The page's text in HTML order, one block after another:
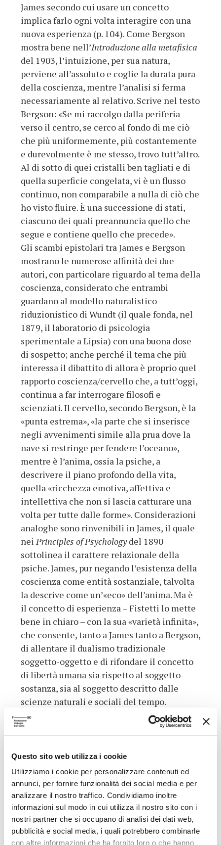
Questo sito web utilizza i cookie
Utilizziamo i cookie per personalizzare contenuti ed
annunci, per fornire funzionalità dei social media e per
analizzare il nostro traffico. Condividiamo inoltre
informazioni sul modo in cui utilizza il nostro sito con i
nostri partner che si occupano di analisi dei dati web,
pubblicità e social media, i quali potrebbero combinarle
con altre informazioni che ha fornito loro o che hanno
James secondo cui usare un concetto
implica farlo ogni volta interagire con una
nuova esperienza (p. 104). Come Bergson
mostra bene nell’Introduzione alla metafisica
del 1903, l’intuizione, per sua natura,
perviene all’assoluto e coglie la durata pura
della coscienza, mentre l’analisi si ferma
necessariamente al relativo. Scrive nel testo
Bergson: «Se mi raccolgo dalla periferia
verso il centro, se cerco al fondo di me ciò
che più uniformemente, più costantemente
e durevolmente è me stesso, trovo tutt’altro.
Al di sotto di quei cristalli ben tagliati e di
quella superficie congelata, vi è un flusso
continuo, non comparabile a nulla di ciò che
ho visto fluire. È una successione di stati,
ciascuno dei quali preannuncia quello che
segue e contiene quello che precede».
Gli scambi epistolari tra James e Bergson
mostrano le numerose affinità dei due
autori, con particolare riguardo al tema della
coscienza, considerato che entrambi
guardano al modello naturalistico-
riduzionistico di Wundt (il quale fonda, nel
1879, il laboratorio di psicologia
sperimentale a Lipsia) con una buona dose
di sospetto; anche perché il tema che più
interessa il dibattito di allora è proprio quel
rapporto coscienza/cervello che, a tutt’oggi,
continua a far interrogare filosofi e
scienziati. Il cervello, secondo Bergson, è la
«punta estrema», «la parte che si inserisce
negli avvenimenti simile alla prua dove la
nave si restringe per fendere l’oceano»,
mentre è l’anima, ossia la psiche, a
descrivere il piano profondo della vita,
quella «ricchezza emotiva, affettiva e
intellettiva che non si lascia catturare una
volta per tutte dalle forme». Considerazioni
analoghe sono rinvenibili in James, il quale
neiPrinciples of Psychologydel 1890
sottolinea il carattere relazionale della
psiche. James, pur negando l’esistenza della
coscienza come entità sostanziale, talvolta
la descrive come un’«eco» dell’anima. Ma è
il concetto di esperienza – Fistetti lo mette
bene in chiaro – con la sua «varietà infinita»,
che consente, tanto a James tanto a Bergson,
di allentare il dualismo tradizionale
soggetto-oggetto e di rifondare il concetto
di libertà umana sia rispetto al soggetto-
sostanza, sia al soggetto descritto dalle
scienze naturali e sociali del tempo.
Per quanto concerne le scienze sociali in
particolare, Fistetti rileva alcune influenze
soprattutto in relazione al tema del
misticismo e del sentimento religioso come
esperienza personale (p. 108). Un’ulteriore
influenza jamesiana, questa volta attraverso
la mediazione di Troeltsch, è rinvenibile
anche sul giovane Heidegger (p. 109). Su una
linea per molti aspetti analoga, Bergson